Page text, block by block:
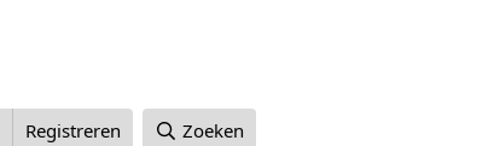
Registreren Zoeken